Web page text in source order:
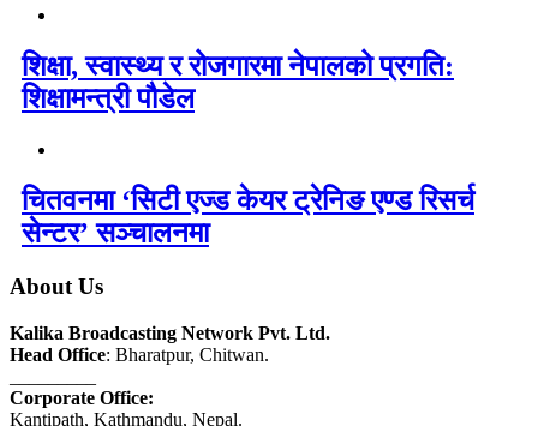
शिक्षा, स्वास्थ्य र रोजगारमा नेपालको प्रगति:
शिक्षामन्त्री पौडेल
चितवनमा ‘सिटी एज्ड केयर ट्रेनिङ एण्ड रिसर्च
सेन्टर’ सञ्चालनमा
About Us
Kalika Broadcasting Network Pvt. Ltd.
Head Office: Bharatpur, Chitwan.
Corporate Office:
Kantipath, Kathmandu, Nepal.